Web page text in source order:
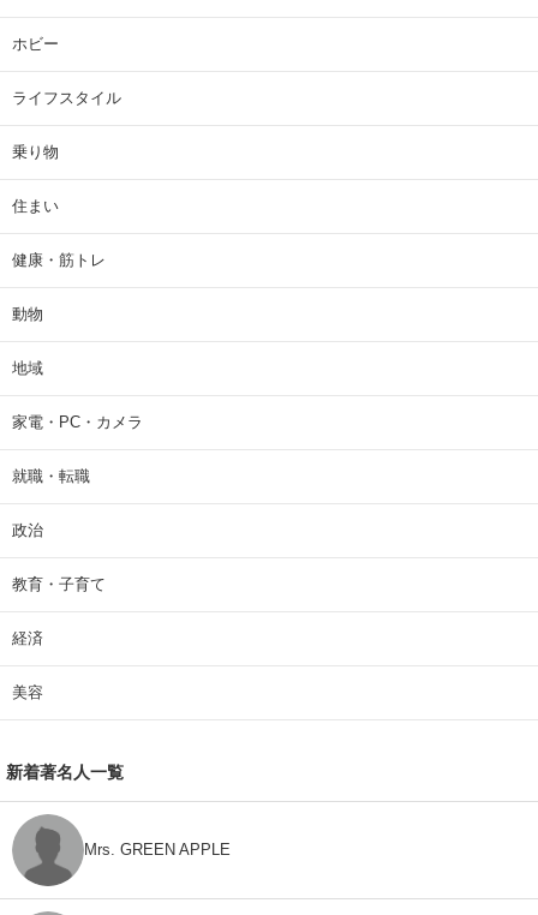
ホビー
ライフスタイル
乗り物
住まい
健康・筋トレ
動物
地域
家電・PC・カメラ
就職・転職
政治
教育・子育て
経済
美容
新着著名人一覧
Mrs. GREEN APPLE